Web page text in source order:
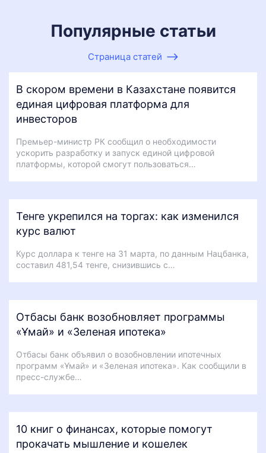
Популярные статьи
Страница статей
В скором времени в Казахстане появится
единая цифровая платформа для
инвесторов
Премьер-министр РК сообщил о необходимости
ускорить разработку и запуск единой цифровой
платформы, которой смогут пользоваться…
Тенге укрепился на торгах: как изменился
курс валют
Курс доллара к тенге на 31 марта, по данным Нацбанка,
составил 481,54 тенге, снизившись с…
Отбасы банк возобновляет программы
«Ұмай» и «Зеленая ипотека»
Отбасы банк объявил о возобновлении ипотечных
программ «Ұмай» и «Зеленая ипотека». Как сообщили в
пресс-службе…
10 книг о финансах, которые помогут
прокачать мышление и кошелек